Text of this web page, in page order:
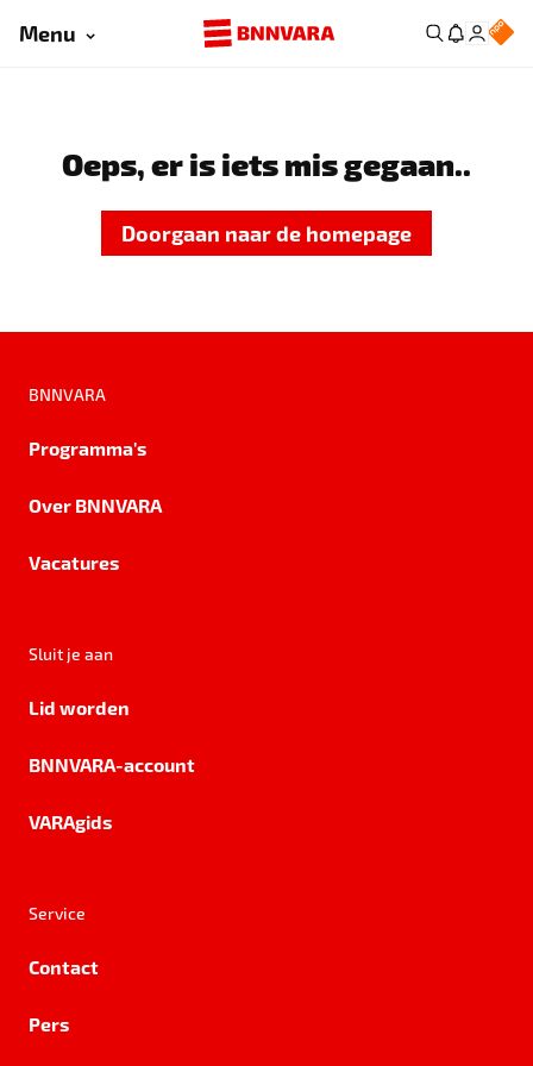
Menu
Oeps, er is iets mis gegaan..
Doorgaan naar de homepage
BNNVARA
Programma's
Over BNNVARA
Vacatures
Sluit je aan
Lid worden
BNNVARA-account
VARAgids
Service
Contact
Pers